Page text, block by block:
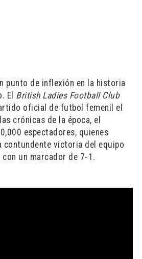
punto de inflexión en la historia
El British Ladies Football Club
oficial de futbol femenil el
crónicas de la época, el
espectadores, quienes
victoria del equipo
un marcador de 7-1.